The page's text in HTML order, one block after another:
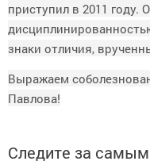
приступил в 2011 году.
знаки отличия,
Выражаем
Павлова!
Следите за